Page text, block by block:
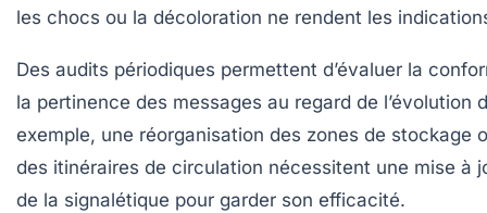
les chocs ou la décoloration ne rendent les
Des audits périodiques permettent d’évaluer la
la pertinence des messages au regard de l’évolution
exemple, une réorganisation des zones de stockage
des itinéraires de circulation nécessitent une mise à
de la signalétique pour garder son efficacité.